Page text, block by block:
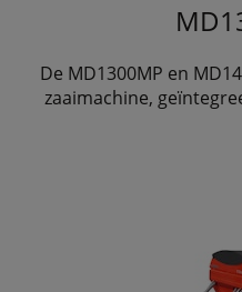
De MD1300MP en
zaaimachine,